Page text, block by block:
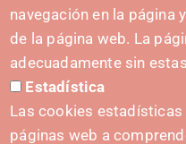
(+34) 628 23 12 32
C. del Sadar, 31006
Contact form
Press Kit
navegación en la página
de la página web. La
adecuadamente sin
Estadística
Las cookies
páginas web a